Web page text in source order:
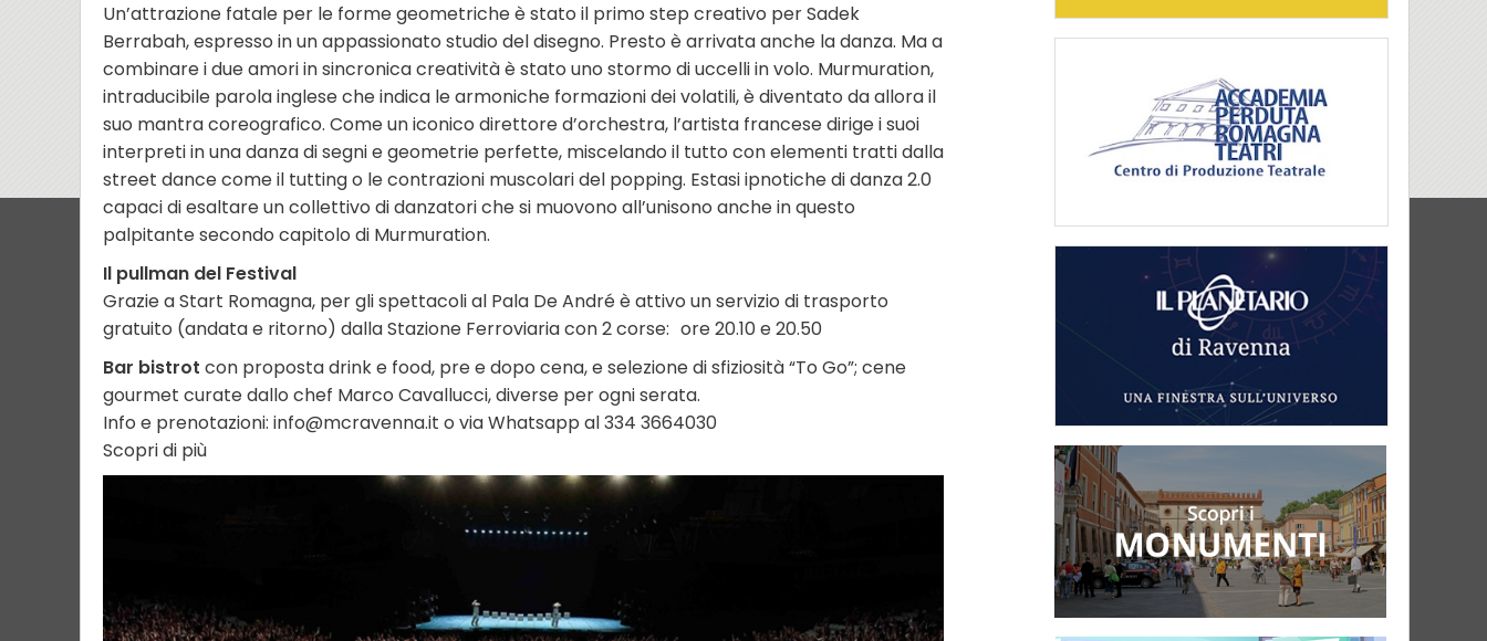
Un’attrazione fatale per le forme geometriche è stato il primo step creativo per Sadek
Berrabah, espresso in un appassionato studio del disegno. Presto è arrivata anche la danza. Ma a
combinare i due amori in sincronica creatività è stato uno stormo di uccelli in volo. Murmuration,
intraducibile parola inglese che indica le armoniche formazioni dei volatili, è diventato da allora il
suo mantra coreografico. Come un iconico direttore d’orchestra, l’artista francese dirige i suoi
interpreti in una danza di segni e geometrie perfette, miscelando il tutto con elementi tratti dalla
street dance come il tutting o le contrazioni muscolari del popping. Estasi ipnotiche di danza 2.0
capaci di esaltare un collettivo di danzatori che si muovono all’unisono anche in questo
palpitante secondo capitolo di Murmuration.
Il pullman del Festival
Grazie a Start Romagna, per gli spettacoli al Pala De André è attivo un servizio di trasporto
gratuito (andata e ritorno) dalla Stazione Ferroviaria con 2 corse: ore 20.10 e 20.50
Bar bistrot con proposta drink e food, pre e dopo cena, e selezione di sfiziosità “To Go”; cene
gourmet curate dallo chef Marco Cavallucci, diverse per ogni serata.
Info e prenotazioni: info@mcravenna.it o via Whatsapp al 334 3664030
Scopri di più